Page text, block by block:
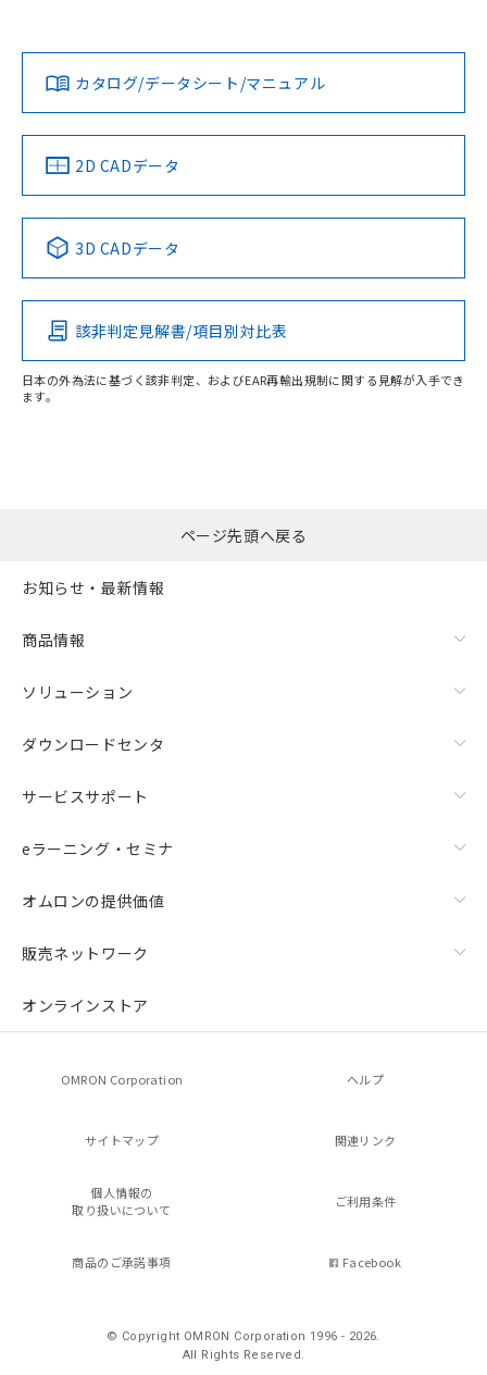
ダウンロードデータをご利用いただく前に、以下を必ずお読
みください。
ソフトウェアの使用条件
この製品のRoHS/REACH対応状況ページへ
カタログ/データシート/マニュアル
2D CADデータ
3D CADデータ
該非判定見解書/項目別対比表
日本の外為法に基づく該非判定、およびEAR再輸出規制に関する見解が入手でき
ます。
ページ先頭へ戻る
お知らせ・最新情報
商品情報
ソリューション
ダウンロードセンタ
サービスサポート
eラーニング・セミナ
オムロンの提供価値
販売ネットワーク
オンラインストア
OMRON Corporation ヘルプ
サイトマップ 関連リンク
個人情報の
取り扱いについて
ご利用条件
商品のご承諾事項 Facebook
© Copyright OMRON Corporation 1996 - 2026.
All Rights Reserved.